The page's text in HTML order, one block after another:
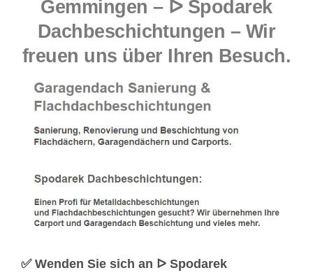
Gemmingen – ᐅ Spodarek
Dachbeschichtungen – Wir
freuen uns über Ihren Besuch.
✅ Wenden Sie sich an ᐅ Spodarek